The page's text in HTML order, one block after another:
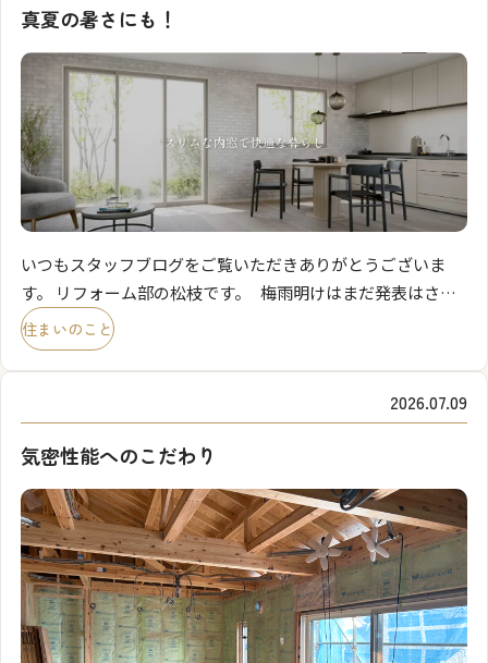
真夏の暑さにも！
いつもスタッフブログをご覧いただきありがとうございま
す。 リフォーム部の松枝です。 梅雨明けはまだ発表はされ
ていませんが蒸し暑い日が続いております。 今回は夏の暑さ
対策にも有効な内窓設置をオススメさせていた […]
住まいのこと
2026.07.09
気密性能へのこだわり